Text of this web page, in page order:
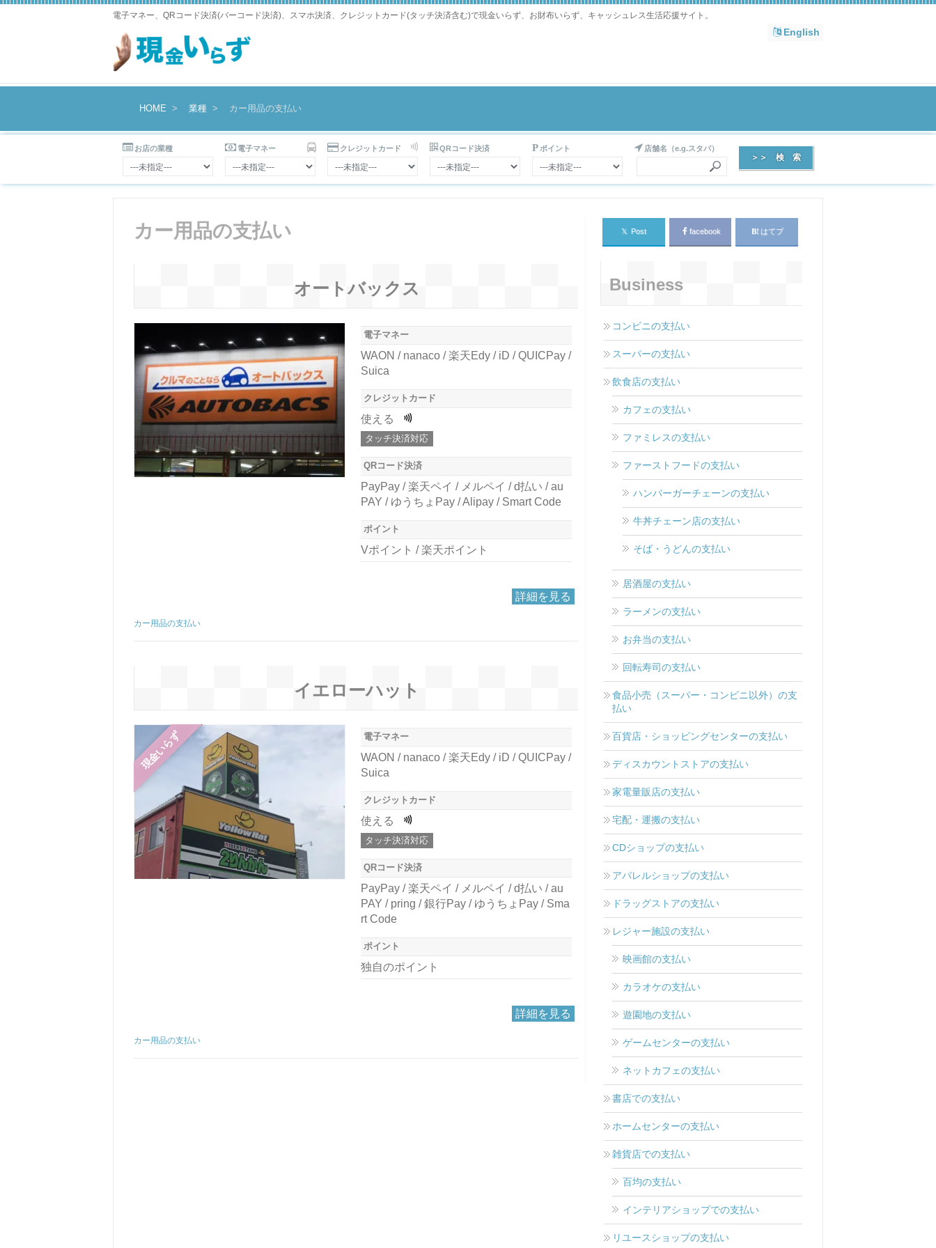
電子マネー、QRコード決済(バーコード決済)、スマホ決済、クレジットカード(タッチ決済含む)で現金いらず、お財布いらず、キャッシュレス生活応援サイト。
English
HOME 業種 カー用品の支払い
お店の業種 電子マネー クレジットカード QRコード決済 ポイント 店舗名（e.g.スタバ）
カー用品の支払い
オートバックス
電子マネー
WAON / nanaco / 楽天Edy / iD / QUICPay /
Suica
クレジットカード
使える
タッチ決済対応
QRコード決済
PayPay / 楽天ペイ / メルペイ / d払い / au
PAY / ゆうちょPay / Alipay / Smart Code
ポイント
Vポイント / 楽天ポイント
詳細を見る
カー用品の支払い
イエローハット
現金いらず 電子マネー
WAON / nanaco / 楽天Edy / iD / QUICPay /
Suica
クレジットカード
使える
タッチ決済対応
QRコード決済
PayPay / 楽天ペイ / メルペイ / d払い / au
PAY / pring / 銀行Pay / ゆうちょPay / Sma
rt Code
ポイント
独自のポイント
詳細を見る
カー用品の支払い
𝕏 Post facebook はてブ
Business
コンビニの支払い
スーパーの支払い
飲食店の支払い
カフェの支払い
ファミレスの支払い
ファーストフードの支払い
ハンバーガーチェーンの支払い
牛丼チェーン店の支払い
そば・うどんの支払い
居酒屋の支払い
ラーメンの支払い
お弁当の支払い
回転寿司の支払い
食品小売（スーパー・コンビニ以外）の支
払い
百貨店・ショッピングセンターの支払い
ディスカウントストアの支払い
家電量販店の支払い
宅配・運搬の支払い
CDショップの支払い
アパレルショップの支払い
ドラッグストアの支払い
レジャー施設の支払い
映画館の支払い
カラオケの支払い
遊園地の支払い
ゲームセンターの支払い
ネットカフェの支払い
書店での支払い
ホームセンターの支払い
雑貨店での支払い
百均の支払い
インテリアショップでの支払い
リユースショップの支払い